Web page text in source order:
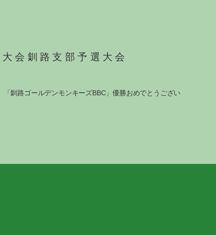
会釧路支部予選大会
釧路ゴールデンモンキーズBBC」優勝おめでとうござい